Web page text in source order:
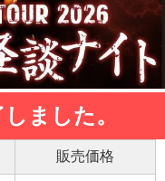
ました。
販売価格